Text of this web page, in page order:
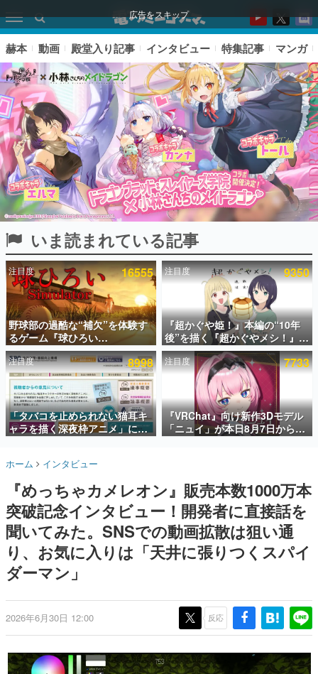
広告をスキップ
ピックアップ
電ファミのいま読まれている記事ランキング
アプリセール情報
インタビュー
連載・特集一覧
殿堂入り記事
SNS拡散数が数千以上！ ページビュー数万以上！ などな
ど。多くの人々に読まれた、電ファミ渾身の“殿堂入り”記
事をまとめました。
名作ゲームクリエイターの方々に製作時のエピソードをお
きます。
赫本
この物語を解いてはいけない。『赫本』は、〈試験問題〉
の形をした短編ホラー小説集です。
ゲーム世代の作家たち
ゲームに多大な影響を受けた作家さんに取材し、ゲームが
画です。
赫本 動画 殿堂入り記事 インタビュー 特集記事 マンガ
いま読まれている記事
注目度 16555
野球部の過酷な“補欠”を体験す
るゲーム『球ひろい
Simulator』が「1件」のウィッ
シュリストをもとにチェコ語に
対応しSNSで話題に。『キング
ダム・カム』開発元やチェコの
プロ野球選手から称賛の声
注目度 9350
『超かぐや姫！』本編の“10年
後”を描く『超かぐやメシ！』
Web連載決定。新たなWebマン
ガレーベル「ビビビコミック」
にて特別話が掲載スタート、あ
のお話には…まだ続きがある！
注目度 8998
「タバコを止められない猫耳キ
ャラを描く深夜枠アニメ」に視
聴者の一部から批判意見。違法
て、BPOが議論を交わす
注目度 7733
『VRChat』向け新作3Dモデル
「ニュイ」が本日8月7日から
BOOTHにて発売。瞳に光る星
ホーム インタビュー
『めっちゃカメレオン』販売本数1000万本
突破記念インタビュー！開発者に直接話を
聞いてみた。SNSでの動画拡散は狙い通
り、お気に入りは「天井に張りつくスパイ
ダーマン」
2026年6月30日 12:00 反応